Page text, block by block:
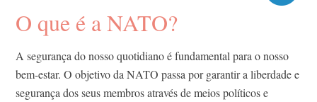
O que é a NATO?
A segurança do nosso quotidiano é fundamental para o nosso
bem-estar. O objetivo da NATO passa por garantir a liberdade e
segurança dos seus membros através de meios políticos e